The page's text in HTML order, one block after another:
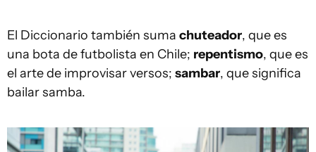
El Diccionario también suma chuteador, que es
una bota de futbolista en Chile; repentismo, que es
el arte de improvisar versos; sambar, que significa
bailar samba.